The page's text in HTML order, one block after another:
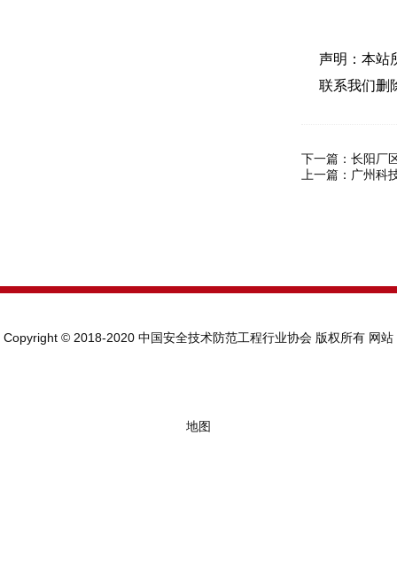
声明：本站
联系我们删
下一篇： 长阳厂
上一篇： 广州科
Copyright © 2018-2020 中国安全技术防范工程行业协会 版权所有 网站
地图